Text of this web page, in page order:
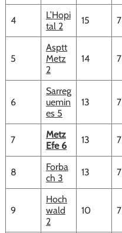
4
L’Hopi
tal 2
15 7
5
Asptt
Metz
2
14 7
6
Sarreg
uemin
es 5
13 7
7
Metz
Efe 6
13 7
8
Forba
ch 3
13 7
9
Hoch
wald
2
10 7